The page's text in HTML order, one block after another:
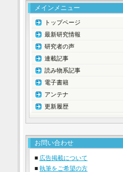
メインメニュー
トップページ
最新研究情報
研究者の声
連載記事
読み物系記事
電子書籍
アンテナ
更新履歴
お問い合わせ
■ 広告掲載について
■ 執筆をご希望の方